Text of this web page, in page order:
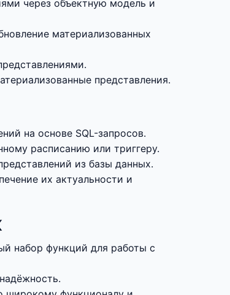
через объектную модель и
материализованных
представления.
на основе SQL-запросов.
расписанию или триггеру.
из базы данных.
их актуальности и
набор функций для работы с